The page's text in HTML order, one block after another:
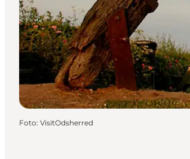
Foto: VisitOdsherred